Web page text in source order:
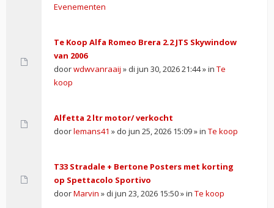
Evenementen
Te Koop Alfa Romeo Brera 2.2 JTS Skywindow
van 2006
doorwdwvanraaij » di jun 30, 2026 21:44 » in Te
koop
Alfetta 2 ltr motor/ verkocht
doorlemans41 » do jun 25, 2026 15:09 » in Te koop
T33 Stradale + Bertone Posters met korting
op Spettacolo Sportivo
doorMarvin » di jun 23, 2026 15:50 » in Te koop